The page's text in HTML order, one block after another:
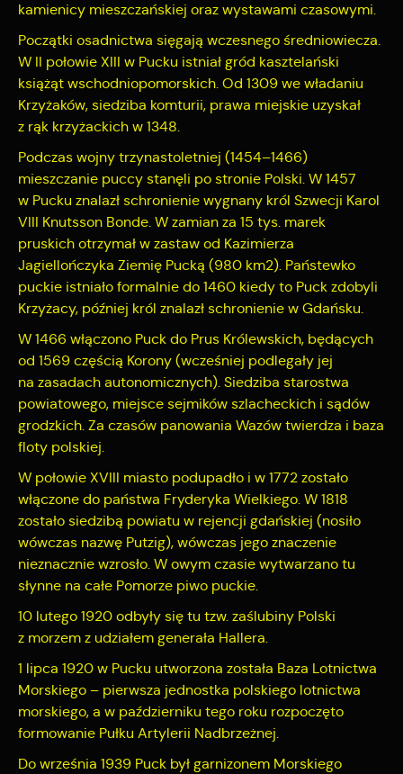
kamienicy mieszczańskiej oraz wystawami czasowymi.
Początki osadnictwa sięgają wczesnego średniowiecza.
W II połowie XIII w Pucku istniał gród kasztelański
książąt wschodniopomorskich. Od 1309 we władaniu
Krzyżaków, siedziba komturii, prawa miejskie uzyskał
z rąk krzyżackich w 1348.
Podczas wojny trzynastoletniej (1454–1466)
mieszczanie puccy stanęli po stronie Polski. W 1457
w Pucku znalazł schronienie wygnany król Szwecji Karol
VIII Knutsson Bonde. W zamian za 15 tys. marek
pruskich otrzymał w zastaw od Kazimierza
Jagiellończyka Ziemię Pucką (980 km2). Państewko
puckie istniało formalnie do 1460 kiedy to Puck zdobyli
Krzyżacy, później król znalazł schronienie w Gdańsku.
W 1466 włączono Puck do Prus Królewskich, będących
od 1569 częścią Korony (wcześniej podlegały jej
na zasadach autonomicznych). Siedziba starostwa
powiatowego, miejsce sejmików szlacheckich i sądów
grodzkich. Za czasów panowania Wazów twierdza i baza
floty polskiej.
W połowie XVIII miasto podupadło i w 1772 zostało
włączone do państwa Fryderyka Wielkiego. W 1818
zostało siedzibą powiatu w rejencji gdańskiej (nosiło
wówczas nazwę Putzig), wówczas jego znaczenie
nieznacznie wzrosło. W owym czasie wytwarzano tu
słynne na całe Pomorze piwo puckie.
10 lutego 1920 odbyły się tu tzw. zaślubiny Polski
z morzem z udziałem generała Hallera.
1 lipca 1920 w Pucku utworzona została Baza Lotnictwa
Morskiego – pierwsza jednostka polskiego lotnictwa
morskiego, a w październiku tego roku rozpoczęto
formowanie Pułku Artylerii Nadbrzeżnej.
Do września 1939 Puck był garnizonem Morskiego